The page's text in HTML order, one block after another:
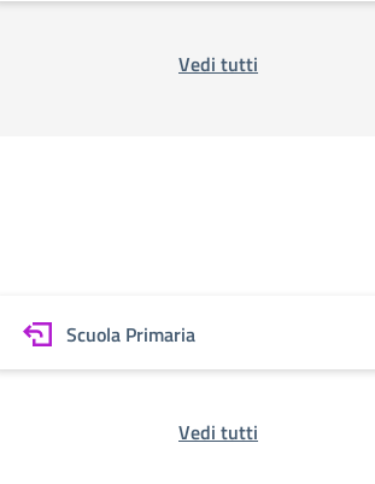
Vedi tutti
Scuola Primaria
Vedi tutti